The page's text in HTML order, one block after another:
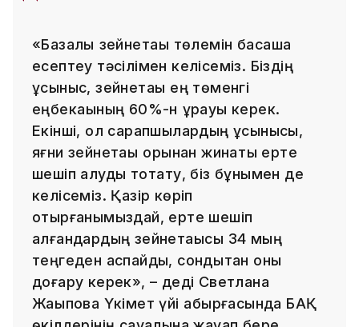
«Базалық зейнетақы төлемін басқаша
есептеу тәсілімен келісеміз. Біздің
ұсыныс, зейнетақы ең төменгі
еңбекақының 60%-н құрауы керек.
Екінші, ол сарапшылардың ұсынысы,
яғни зейнетақы қорынан жинақты ерте
шешіп алуды тоқтату, біз бұнымен де
келісеміз. Қазір көріп
отырғанымыздай, ерте шешіп
алғандардың зейнетақысы 34 мың
теңгеден аспайды, сондықтан оны
доғару керек», – деді Светлана
Жақыпова Үкімет үйі қабырғасында БАҚ